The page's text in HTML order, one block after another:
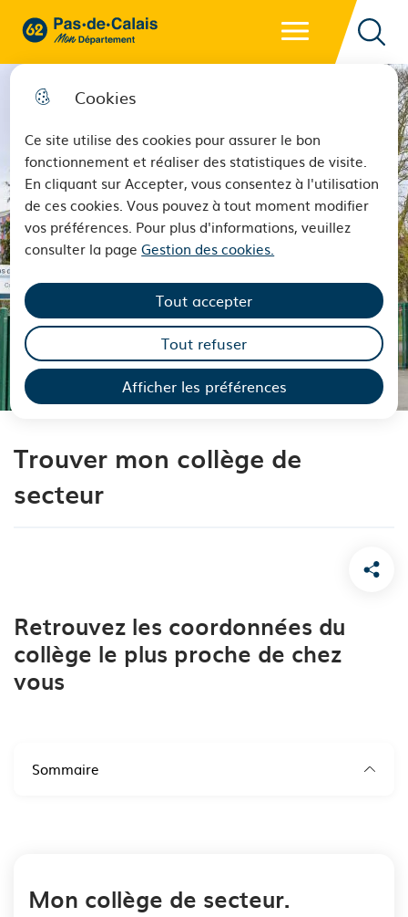
Cookies
Ce site utilise des cookies pour assurer le bon
fonctionnement et réaliser des statistiques de visite.
En cliquant sur Accepter, vous consentez à l'utilisation
de ces cookies. Vous pouvez à tout moment modifier
vos préférences. Pour plus d'informations, veuillez
consulter la pageGestion des cookies.
Afficher les préférences
Tout accepter
Tout refuser
62 - Pas-de-Calais Mon Département - Retour à l'accueil
Trouver mon collège de
secteur
Retrouvez les coordonnées du
collège le plus proche de chez
vous
Sommaire
Mon collège de secteur.